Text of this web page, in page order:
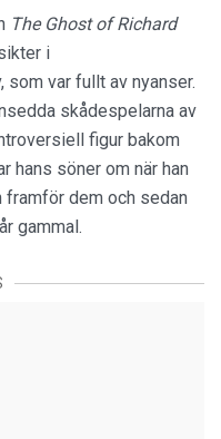
The Ghost of Richard
i
som var fullt av nyanser.
skådespelarna av
figur bakom
hans söner om när han
framför dem och sedan
gammal.